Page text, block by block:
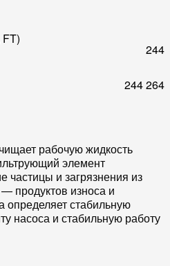
244
244264
рабочую жидкость
элемент
частицы и загрязнения из
продуктов износа и
определяет стабильную
насоса и стабильную работу